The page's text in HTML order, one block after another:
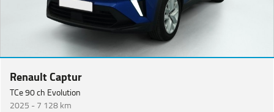
Renault Captur
TCe 90 ch Evolution
2025 -7 128 km